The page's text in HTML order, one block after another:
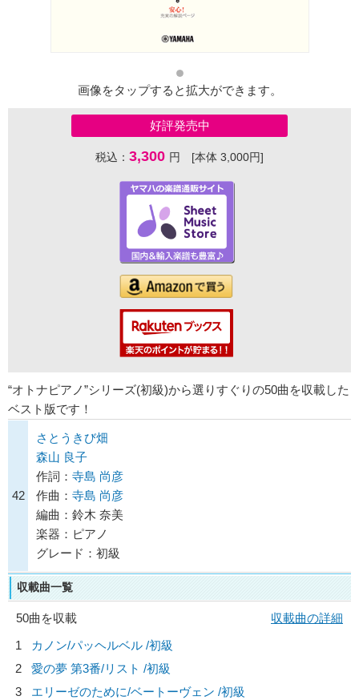
画像をタップすると拡大ができます。
好評発売中
税込： 3,300 円 [本体 3,000円]
“オトナピアノ”シリーズ(初級)から選りすぐりの50曲を収載した
ベスト版です！
42
さとうきび畑
森山 良子
作詞： 寺島 尚彦
作曲： 寺島 尚彦
編曲：鈴木 奈美
楽器：ピアノ
グレード：初級
収載曲一覧
50曲を収載
収載曲の詳細
1
カノン/パッヘルベル /初級
2
愛の夢 第3番/リスト /初級
3
エリーゼのために/ベートーヴェン /初級